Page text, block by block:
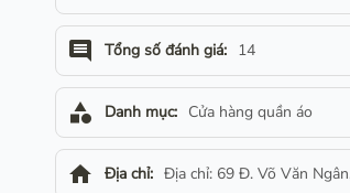
comment Tổng số đánh giá: 14
category Danh mục: Cửa hàng quần áo
home Địa chỉ: Địa chỉ: 69 Đ. Võ Văn